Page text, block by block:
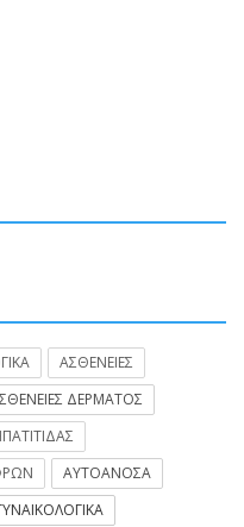
ΑΣΘΕΝΕΙΕΣ
ΔΕΡΜΑΤΟΣ
ΑΥΤΟΑΝΟΣΑ